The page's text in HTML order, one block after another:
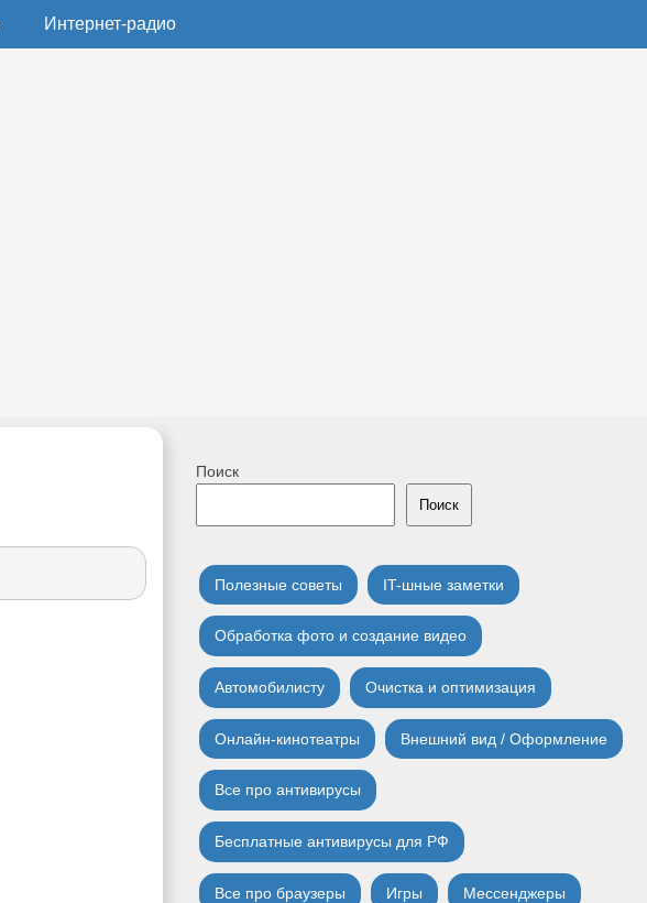
Интернет-радио
Поиск
Поиск
Полезные советы IT-шные заметки
Обработка фото и создание видео
Автомобилисту Очистка и оптимизация
Онлайн-кинотеатры Внешний вид / Оформление
Все про антивирусы
Бесплатные антивирусы для РФ
Все про браузеры Игры Мессенджеры